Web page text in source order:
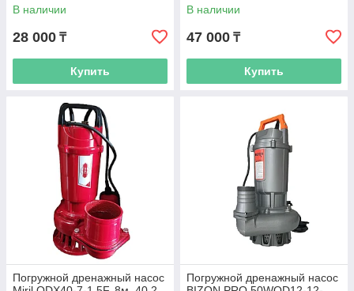
В наличии
28 000 ₸
Купить
В наличии
47 000 ₸
Купить
Погружной дренажный насос
Погружной дренажный насос